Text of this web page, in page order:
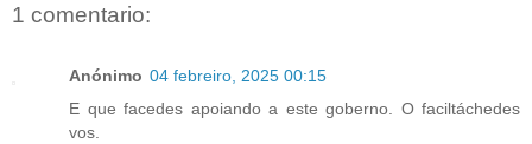
1 comentario:
Anónimo 04 febreiro, 2025 00:15
E que facedes apoiando a este goberno. O faciltáchedes
vos.